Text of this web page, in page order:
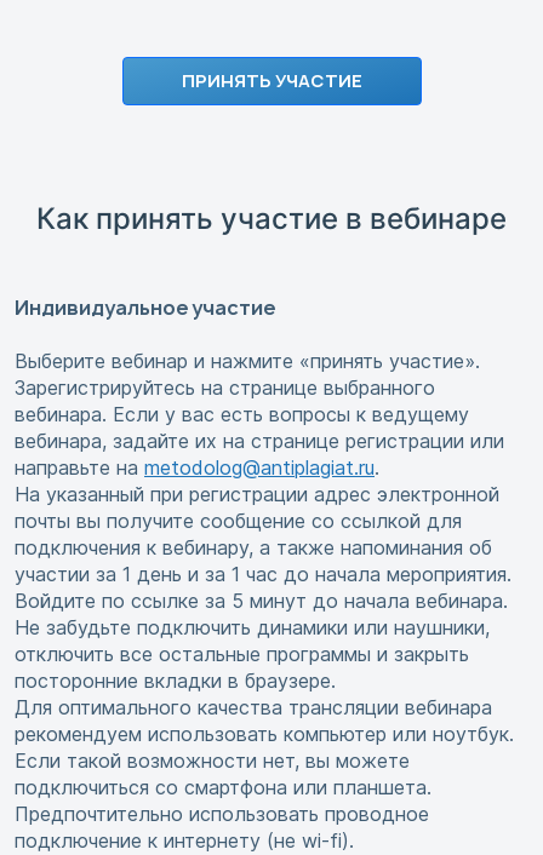
ПРИНЯТЬ УЧАСТИЕ
Как принять участие в вебинаре
Индивидуальное участие
Выберите вебинар и нажмите «принять участие».
Зарегистрируйтесь на странице выбранного
вебинара. Если у вас есть вопросы к ведущему
вебинара, задайте их на странице регистрации или
направьте на metodolog@antiplagiat.ru.
На указанный при регистрации адрес электронной
почты вы получите сообщение со ссылкой для
подключения к вебинару, а также напоминания об
участии за 1 день и за 1 час до начала мероприятия.
Войдите по ссылке за 5 минут до начала вебинара.
Не забудьте подключить динамики или наушники,
отключить все остальные программы и закрыть
посторонние вкладки в браузере.
Для оптимального качества трансляции вебинара
рекомендуем использовать компьютер или ноутбук.
Если такой возможности нет, вы можете
подключиться со смартфона или планшета.
Предпочтительно использовать проводное
подключение к интернету (не wi-fi).